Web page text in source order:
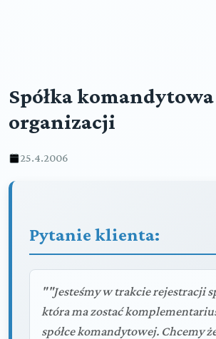
Spółka
organizacji
25.4.2006
Pytanie klienta:
""Jesteśmy w trakcie rejestracji
która ma zostać
spółce komandytowej. Chcemy